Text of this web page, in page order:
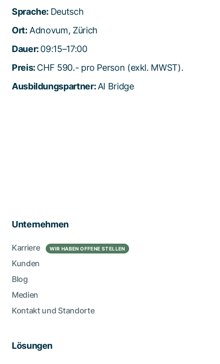
Sprache: Deutsch
Ort:Adnovum, Zürich
Dauer:09:15–17:00
Preis:CHF 590.- pro Person (exkl. MWST).
Ausbildungspartner:AI Bridge
Unternehmen
Karriere WIR HABEN OFFENE STELLEN
Kunden
Blog
Medien
Kontakt und Standorte
Lösungen